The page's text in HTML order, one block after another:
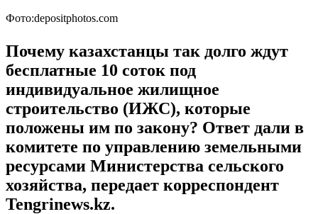
Фото:depositphotos.com
Почему казахстанцы так долго ждут
бесплатные 10 соток под
индивидуальное жилищное
строительство (ИЖС), которые
положены им по закону? Ответ дали в
комитете по управлению земельными
ресурсами Министерства сельского
хозяйства, передает корреспондент
Tengrinews.kz.